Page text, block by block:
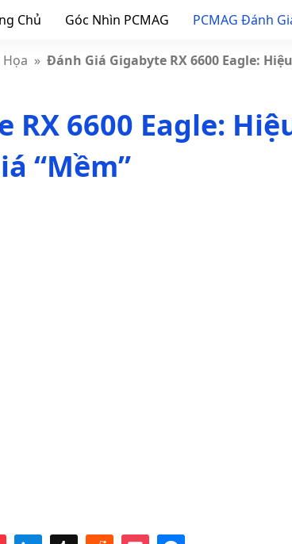
Chủ Góc Nhìn PCMAG PCMAG Đánh
» Đánh Giá Gigabyte RX 6600 Eagle:
6600 Eagle:
“Mềm”